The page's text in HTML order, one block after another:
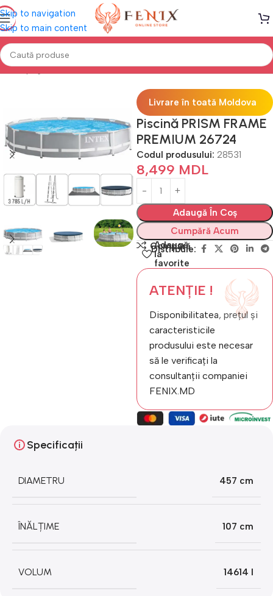
Skip to navigation
Skip to main content
Prima pagină PISCINE Piscine cu cadru
Livrare în toată Moldova
Piscină PRISM FRAME
PREMIUM 26724
Codul produsului: 28531
8,499 MDL
Adaugă În Coș
Cumpără Acum
Compară
Adaugă
la
favorite
Distribuie:
ATENȚIE !
Disponibilitatea, prețul și
caracteristicile
produsului este necesar
să le verificați la
consultanții companiei
FENIX.MD
Specificații
DIAMETRU 457 cm
ÎNĂLȚIME 107 cm
VOLUM 14614 l